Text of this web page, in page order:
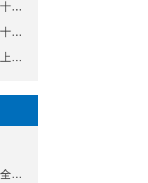
省十四届人大常委会第二十五次会议闭幕
省十四届人大常委会第二十五次会议举行
马国强在列席代表座谈会上强调 以精准履职筑牢荆楚...
学习贯彻党的二十届四中全会精神